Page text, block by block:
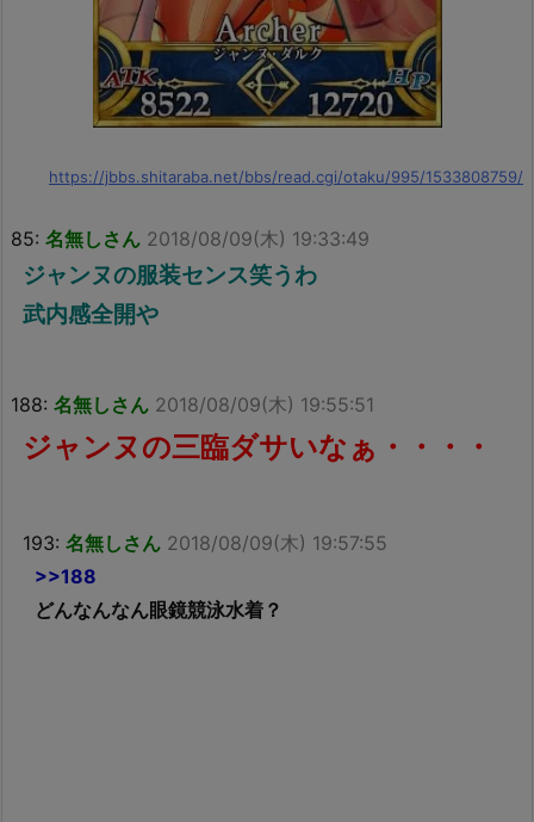
https://jbbs.shitaraba.net/bbs/read.cgi/otaku/995/1533808759/
85: 名無しさん 2018/08/09(木) 19:33:49
ジャンヌの服装センス笑うわ
武内感全開や
188: 名無しさん 2018/08/09(木) 19:55:51
ジャンヌの三臨ダサいなぁ・・・・
193: 名無しさん 2018/08/09(木) 19:57:55
>>188
どんなんなん眼鏡競泳水着？